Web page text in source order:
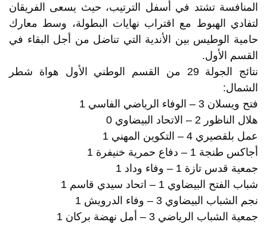
المنافسة تشتد في أسفل الترتيب، حيث يسعى الفريقان
لتفادي الهبوط مع اقتراب نهايات البطولة، وسط معارك
حامية الوطيس بين الأندية التي تناضل من أجل البقاء في
القسم الأول.
نتائج الجولة 29 من القسم الوطني الأول هواة شطر
الشمال:
فتح ويسلان 3 – الوفاء الرياضي الفاسي 1
هلال الناظور 2 – الاتحاد البيضاوي 0
عمل بلقصيري 4 – التكوين المهني 1
أجاكس طنجة 1 – دفاع حمرية خنيفرة 1
جمعية قدس تازة 1 – وفاء وداد 1
شباب الفتح البيضاوي 1 – اتحاد سيدي قاسم 1
نجم الشباب البيضاوي 3 – وفاء الدرويش 1
جمعية الشباب الرياضي 3 – أمل نهضة بركان 1